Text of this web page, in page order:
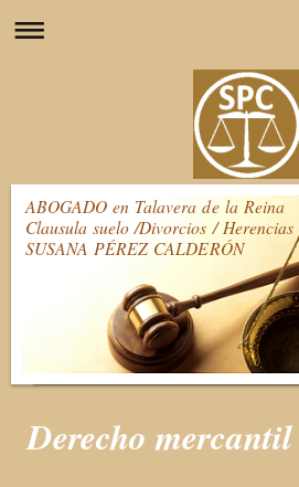
ABOGADO en Talavera de la Reina
Clausula suelo /Divorcios / Herencias
SUSANA PÉREZ CALDERÓN
Derecho mercantil